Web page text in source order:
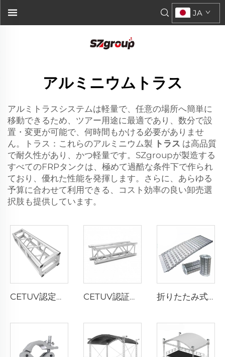
JA
アルミニウムトラス
アルミトラスシステムは軽量で、任意の場所へ簡単に
移動できるため、ツアー用途に最適であり、数分で設
置・変更が可能で、何時間もかける必要がありませ
ん。トラス：これらのアルミニウム製 トラス は高品質
で耐久性があり、かつ軽量です。SZgroupが製造する
すべてのFRPタンクは、極めて過酷な条件下で作られ
ており、優れた性能を発揮します。さらに、あらゆる
予算に合わせて利用できる、コスト効率の良い卸売選
択肢も提供しています。
CETUV認定アルミニウムトラス ステージイベントに最適な簡単組立ボルトトラス CETUV認証済み アルミニウム合金 スピゴット トラス クイックピントラス イベント・コンサート用 折りたたみ式ステージ モバイル型アルミ合金活動用折りたたみステージ 段差解消スロープ付き